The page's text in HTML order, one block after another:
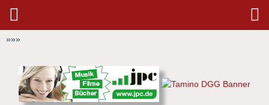
»»»